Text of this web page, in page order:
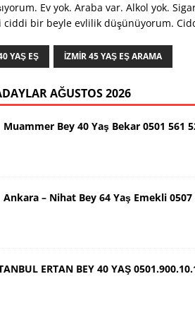
Ev yok. Araba var. Alkol yok.
ciddi bir beyle evlilik düşünüyorum.
YAŞ EŞ İZMIR 45 YAŞ EŞ ARAMA
AĞUSTOS 2026
Muammer Bey 40 Yaş Bekar 0501 561
Ankara – Nihat Bey 64 Yaş Emekli
ERTAN BEY 40 YAŞ